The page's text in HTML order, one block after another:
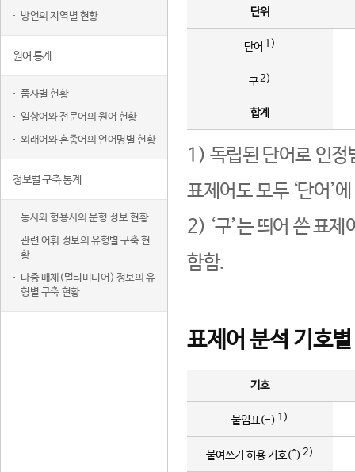
방언의 지역별 현황
원어 통계
품사별 현황
일상어와 전문어의 원어 현황
외래어와 혼종어의 언어명별 현황
정보별 구축 통계
동사와 형용사의 문형 정보 현황
관련 어휘 정보의 유형별 구축 현
황
다중 매체(멀티미디어) 정보의 유
형별 구축 현황
단위
단어 1)
구2)
합계
1) 독립된 단어로 인정
표제어도 모두 ‘단어’
2) ‘구’는 띄어 쓴 표
함함.
표제어 분석 기호
기호
붙임표(-) 1)
붙여쓰기 허용 기호(^) 2)